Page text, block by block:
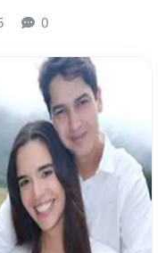
0